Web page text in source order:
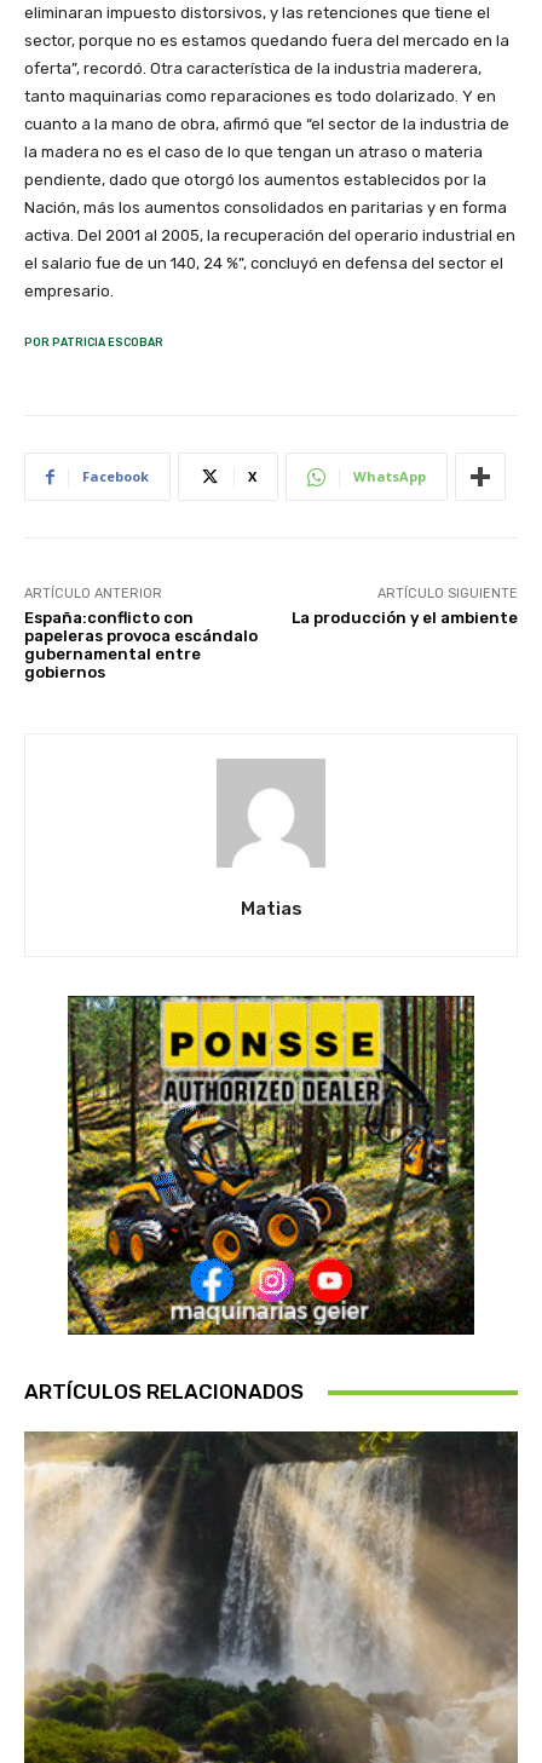
eliminaran impuesto distorsivos, y las retenciones que tiene el
sector, porque no es estamos quedando fuera del mercado en la
oferta”, recordó. Otra característica de la industria maderera,
tanto maquinarias como reparaciones es todo dolarizado. Y en
cuanto a la mano de obra, afirmó que “el sector de la industria de
la madera no es el caso de lo que tengan un atraso o materia
pendiente, dado que otorgó los aumentos establecidos por la
Nación, más los aumentos consolidados en paritarias y en forma
activa. Del 2001 al 2005, la recuperación del operario industrial en
el salario fue de un 140, 24 %”, concluyó en defensa del sector el
empresario.
POR PATRICIA ESCOBAR
Facebook X WhatsApp
ARTÍCULO ANTERIOR
España:conflicto con
papeleras provoca escándalo
gubernamental entre
gobiernos
ARTÍCULO SIGUIENTE
La producción y el ambiente
Matias
ARTÍCULOS RELACIONADOS